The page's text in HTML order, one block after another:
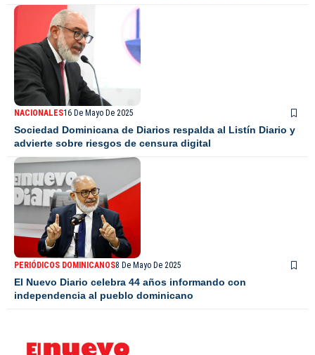
NACIONALES16 De Mayo De 2025
Sociedad Dominicana de Diarios respalda al Listín Diario y
advierte sobre riesgos de censura digital
PERIÓDICOS DOMINICANOS8 De Mayo De 2025
El Nuevo Diario celebra 44 años informando con
independencia al pueblo dominicano